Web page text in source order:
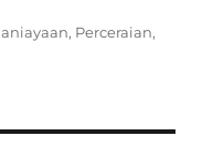
, Perceraian,